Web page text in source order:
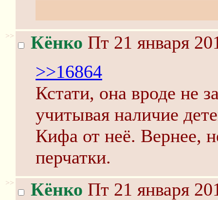
>> Кёнко Пт 21 января
>>16864
Кстати, она вроде не
учитывая наличие
Кифа от неё. Вернее,
перчатки.
>> Кёнко Пт 21 января